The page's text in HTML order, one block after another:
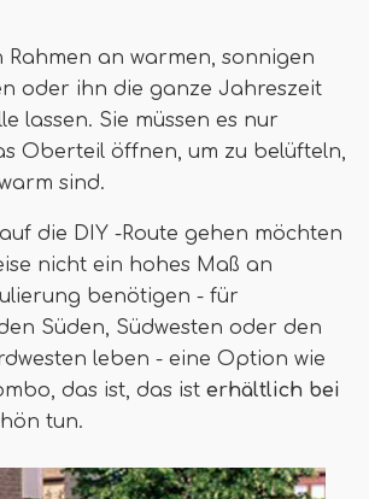
Rahmen an warmen, sonnigen
oder ihn die ganze Jahreszeit
lassen. Sie müssen es nur
Oberteil öffnen, um zu belüfteln,
sind.
die DIY -Route gehen möchten
nicht ein hohes Maß an
benötigen - für
Süden, Südwesten oder den
leben - eine Option wie
das ist, das ist erhältlich bei
tun.